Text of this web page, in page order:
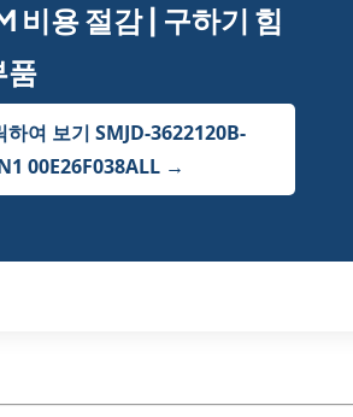
비용 절감 | 구하기 힘
품
하여 보기 SMJD-3622120B-
00E26F038ALL →